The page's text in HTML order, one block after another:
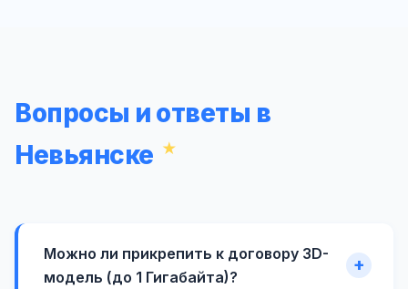
Вопросы и ответы в
Невьянске
Можно ли прикрепить к договору 3D-
модель (до 1 Гигабайта)?